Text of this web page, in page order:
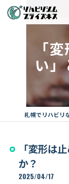
「
い
「変形は
か？
2025/04/17